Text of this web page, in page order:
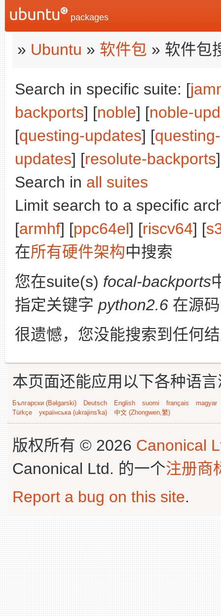
packages
» Ubuntu » 软件包 » 软件包
Search in specific suite: [
backports] [noble] [noble-
[questing-updates] [
updates] [resolute-backports
Search in all suites
Limit search to a specific
[armhf] [ppc64el] [riscv64] [
在所有硬件架构中搜索
您在suite(s) focal-backports
指定关键字 python2.6 在源
很遗憾，您没能搜索到任何
本页面还能应用以下各种语
Български (Bəlgarski) Deutsch English suomi français
magyar
Türkçe
українська (ukrajins'ka) 中文 (Zhongwen,繁)
版权所有 © 2026 Canonical
Canonical Ltd. 的一个注册商
Report a bug on this site.